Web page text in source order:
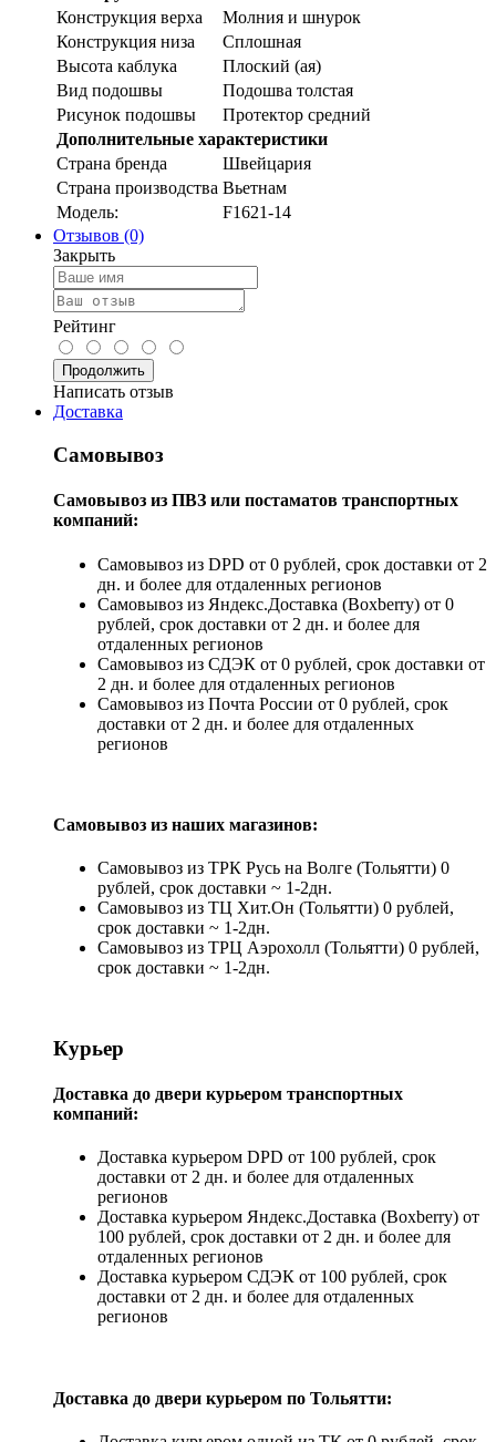
Конструкция верха
Молния и шнурок
Конструкция низа
Сплошная
Высота каблука
Плоский (ая)
Вид подошвы
Подошва толстая
Рисунок подошвы
Протектор средний
Дополнительные характеристики
Страна бренда
Швейцария
Страна производства Вьетнам
Модель:
F1621-14
Отзывов (0)
Закрыть
Рейтинг
Продолжить
Написать отзыв
Доставка
Самовывоз
Самовывоз из ПВЗ или постаматов транспортных
компаний:
Самовывоз из DPD от 0 рублей, срок доставки от 2
дн. и более для отдаленных регионов
Самовывоз из Яндекс.Доставка (Boxberry) от 0
рублей, срок доставки от 2 дн. и более для
отдаленных регионов
Самовывоз из СДЭК от 0 рублей, срок доставки от
2 дн. и более для отдаленных регионов
Самовывоз из Почта России от 0 рублей, срок
доставки от 2 дн. и более для отдаленных
регионов
Самовывоз из наших магазинов:
Самовывоз из ТРК Русь на Волге (Тольятти) 0
рублей, срок доставки ~ 1-2дн.
Самовывоз из ТЦ Хит.Он (Тольятти) 0 рублей,
срок доставки ~ 1-2дн.
Самовывоз из ТРЦ Аэрохолл (Тольятти) 0 рублей,
срок доставки ~ 1-2дн.
Курьер
Доставка до двери курьером транспортных
компаний:
Доставка курьером DPD от 100 рублей, срок
доставки от 2 дн. и более для отдаленных
регионов
Доставка курьером Яндекс.Доставка (Boxberry) от
100 рублей, срок доставки от 2 дн. и более для
отдаленных регионов
Доставка курьером СДЭК от 100 рублей, срок
доставки от 2 дн. и более для отдаленных
регионов
Доставка до двери курьером по Тольятти: